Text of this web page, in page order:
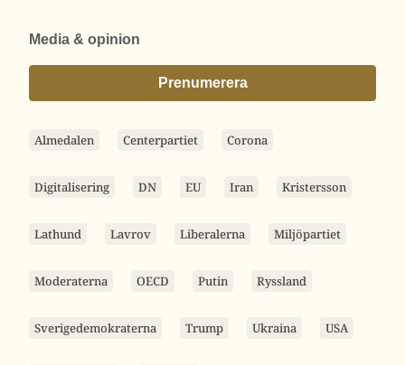
Media & opinion
Prenumerera
Almedalen Centerpartiet Corona
Digitalisering DN EU Iran Kristersson
Lathund Lavrov Liberalerna Miljöpartiet
Moderaterna OECD Putin Ryssland
Sverigedemokraterna Trump Ukraina USA